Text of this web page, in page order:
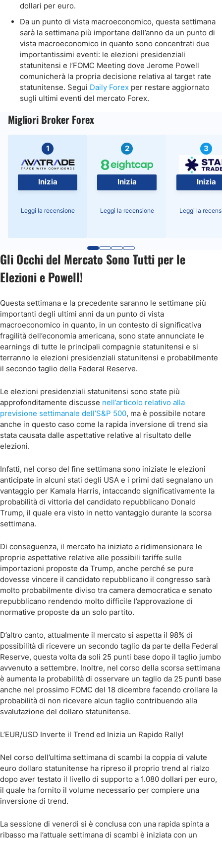
dollari per euro.
Da un punto di vista macroeconomico, questa settimana
sarà la settimana più importane dell’anno da un punto di
vista macroeconomico in quanto sono concentrati due
importantissimi eventi: le elezioni presidenziali
statunitensi e l’FOMC Meeting dove Jerome Powell
comunicherà la propria decisione relativa al target rate
statunitense. Segui Daily Forex per restare aggiornato
sugli ultimi eventi del mercato Forex.
Migliori Broker Forex
1
Inizia
Leggi la recensione
2
Inizia
Leggi la recensione
3
Inizia
Leggi la
Gli Occhi del Mercato Sono Tutti per le
Elezioni e Powell!
Questa settimana e la precedente saranno le settimane più
importanti degli ultimi anni da un punto di vista
macroeconomico in quanto, in un contesto di significativa
fragilità dell’economia americana, sono state annunciate le
earnings di tutte le principali compagnie statunitensi e si
terranno le elezioni presidenziali statunitensi e probabilmente
il secondo taglio della Federal Reserve.
Le elezioni presidenziali statunitensi sono state più
approfonditamente discusse nell’articolo relativo alla
previsione settimanale dell’S&P 500, ma è possibile notare
anche in questo caso come la rapida inversione di trend sia
stata causata dalle aspettative relative al risultato delle
elezioni.
Infatti, nel corso del fine settimana sono iniziate le elezioni
anticipate in alcuni stati degli USA e i primi dati segnalano un
vantaggio per Kamala Harris, intaccando significativamente la
probabilità di vittoria del candidato repubblicano Donald
Trump, il quale era visto in netto vantaggio durante la scorsa
settimana.
Di conseguenza, il mercato ha iniziato a ridimensionare le
proprie aspettative relative alle possibili tariffe sulle
importazioni proposte da Trump, anche perché se pure
dovesse vincere il candidato repubblicano il congresso sarà
molto probabilmente diviso tra camera democratica e senato
repubblicano rendendo molto difficile l’approvazione di
normative proposte da un solo partito.
D’altro canto, attualmente il mercato si aspetta il 98% di
possibilità di ricevere un secondo taglio da parte della Federal
Reserve, questa volta da soli 25 punti base dopo il taglio jumbo
avvenuto a settembre. Inoltre, nel corso della scorsa settimana
è aumenta la probabilità di osservare un taglio da 25 punti base
anche nel prossimo FOMC del 18 dicembre facendo crollare la
probabilità di non ricevere alcun taglio contribuendo alla
svalutazione del dollaro statunitense.
L’EUR/USD Inverte il Trend ed Inizia un Rapido Rally!
Nel corso dell’ultima settimana di scambi la coppia di valute
euro dollaro statunitense ha ripreso il proprio trend al rialzo
dopo aver testato il livello di supporto a 1.080 dollari per euro,
il quale ha fornito il volume necessario per compiere una
inversione di trend.
La sessione di venerdì si è conclusa con una rapida spinta a
ribasso ma l’attuale settimana di scambi è iniziata con un